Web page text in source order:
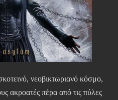
νεοβικτωριανό κόσμο,
ακροατές πέρα από τις πύλες